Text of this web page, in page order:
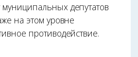
депутатов
на этом уровне
противодействие.